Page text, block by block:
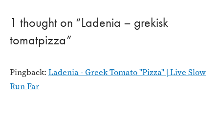
1 thought on “Ladenia – grekisk
tomatpizza”
Pingback: Ladenia - Greek Tomato "Pizza" | Live Slow
Run Far